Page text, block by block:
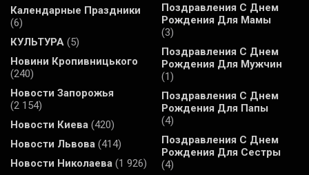
Календарные Праздники
(6)
КУЛЬТУРА (5)
Новини Кропивницького
(240)
Новости Запорожья
(2 154)
Новости Киева (420)
Новости Львова (414)
Новости Николаева (1 926)
Поздравления С Днем
Рождения Для Мамы
(3)
Поздравления С Днем
Рождения Для Мужчин
(1)
Поздравления С Днем
Рождения Для Папы
(4)
Поздравления С Днем
Рождения Для Сестры
(4)